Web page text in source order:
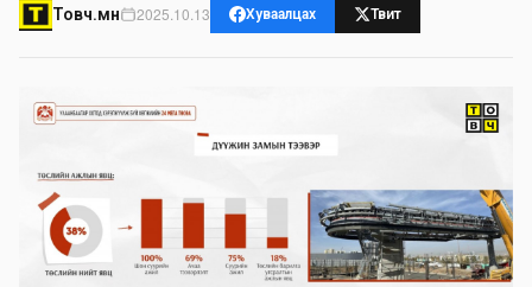
Товч.мн 2025.10.13 Хуваалцах Твит